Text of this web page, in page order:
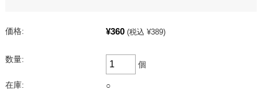
価格: ¥360 (税込 ¥389)
数量:
個
在庫: ○